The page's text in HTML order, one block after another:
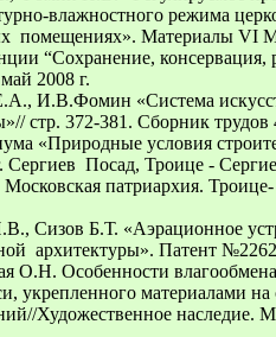
влажностного режима
помещениях». Материалы VI
“Cохранение, консервация,
2008 г.
И.В.Фомин «Система
//стр. 372-381. Сборник трудов
условия
Сергиев Посад, Троице -
патриархия. Троице-
Cизов Б.Т. «Аэрационное
Патент
О.Н. Особенности
материалами
наследие.